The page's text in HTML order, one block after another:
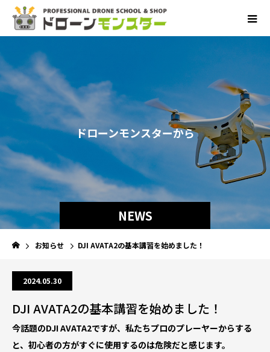
NEWS
ドローンモンスターからのお
お知らせ DJI AVATA2の基本講習を始めました！
2024.05.30
DJI AVATA2の基本講習を始めました！
今話題のDJI AVATA2ですが、私たちプロのプレーヤーからする
と、初心者の方がすぐに使用するのは危険だと感じます。